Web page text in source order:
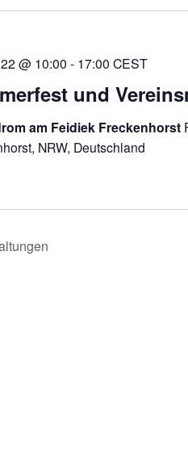
und
@ 10:00 - 17:00 CEST
am Feidiek Freckenhorst
NRW, Deutschland